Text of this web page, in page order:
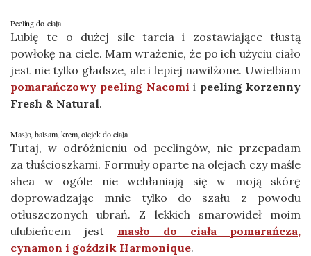
Peeling do ciała
Lubię te o dużej sile tarcia i zostawiające tłustą
powłokę na ciele. Mam wrażenie, że po ich użyciu ciało
jest nie tylko gładsze, ale i lepiej nawilżone. Uwielbiam
pomarańczowy peeling Nacomi i peeling korzenny
Fresh & Natural.
Masło, balsam, krem, olejek do ciała
Tutaj, w odróżnieniu od peelingów, nie przepadam
za tłuścioszkami. Formuły oparte na olejach czy maśle
shea w ogóle nie wchłaniają się w moją skórę
doprowadzając mnie tylko do szału z powodu
otłuszczonych ubrań. Z lekkich smarowideł moim
ulubieńcem jest masło do ciała pomarańcza,
cynamon i goździk Harmonique.